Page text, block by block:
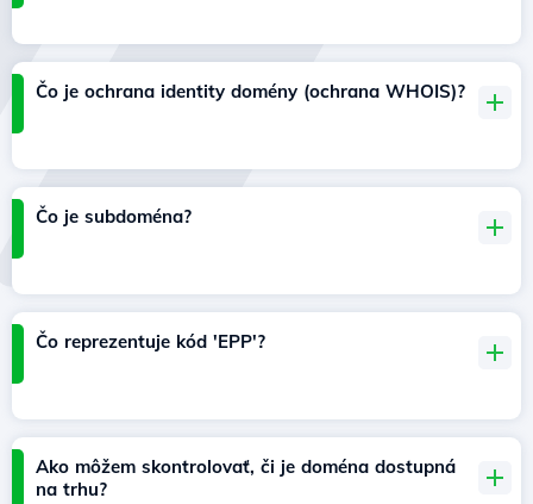
Čo je ochrana identity domény (ochrana WHOIS)?
Čo je subdoména?
Čo reprezentuje kód 'EPP'?
Ako môžem skontrolovať, či je doména dostupná
na trhu?